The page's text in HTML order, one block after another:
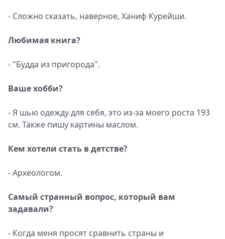
- Сложно сказать, наверное, Ханиф Курейши.
Любимая книга?
- "Будда из пригорода".
Ваше хобби?
- Я шью одежду для себя, это из-за моего роста 193
см. Также пишу картины маслом.
Кем хотели стать в детстве?
- Археологом.
Самый странный вопрос, который вам
задавали?
- Когда меня просят сравнить страны и